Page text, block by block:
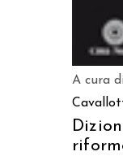
A cura